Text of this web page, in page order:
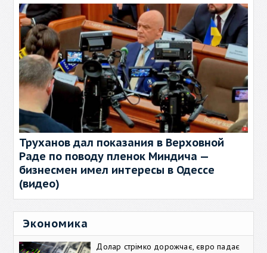
Труханов дал показания в Верховной
Раде по поводу пленок Миндича —
бизнесмен имел интересы в Одессе
(видео)
Экономика
Долар стрімко дорожчає, євро падає